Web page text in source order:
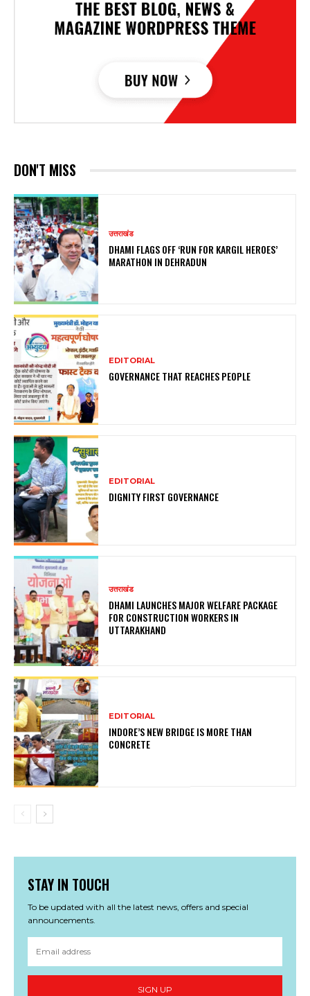
DON'T MISS
उत्तराखंड
DHAMI FLAGS OFF ‘RUN FOR KARGIL HEROES’
MARATHON IN DEHRADUN
EDITORIAL
GOVERNANCE THAT REACHES PEOPLE
EDITORIAL
DIGNITY FIRST GOVERNANCE
उत्तराखंड
DHAMI LAUNCHES MAJOR WELFARE PACKAGE
FOR CONSTRUCTION WORKERS IN
UTTARAKHAND
EDITORIAL
INDORE’S NEW BRIDGE IS MORE THAN
CONCRETE
STAY IN TOUCH
To be updated with all the latest news, offers and special
announcements.
SIGN UP